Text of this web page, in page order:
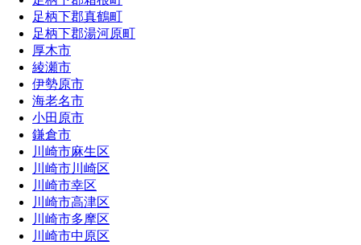
足柄下郡真鶴町
足柄下郡湯河原町
厚木市
綾瀬市
伊勢原市
海老名市
小田原市
鎌倉市
川崎市麻生区
川崎市川崎区
川崎市幸区
川崎市高津区
川崎市多摩区
川崎市中原区